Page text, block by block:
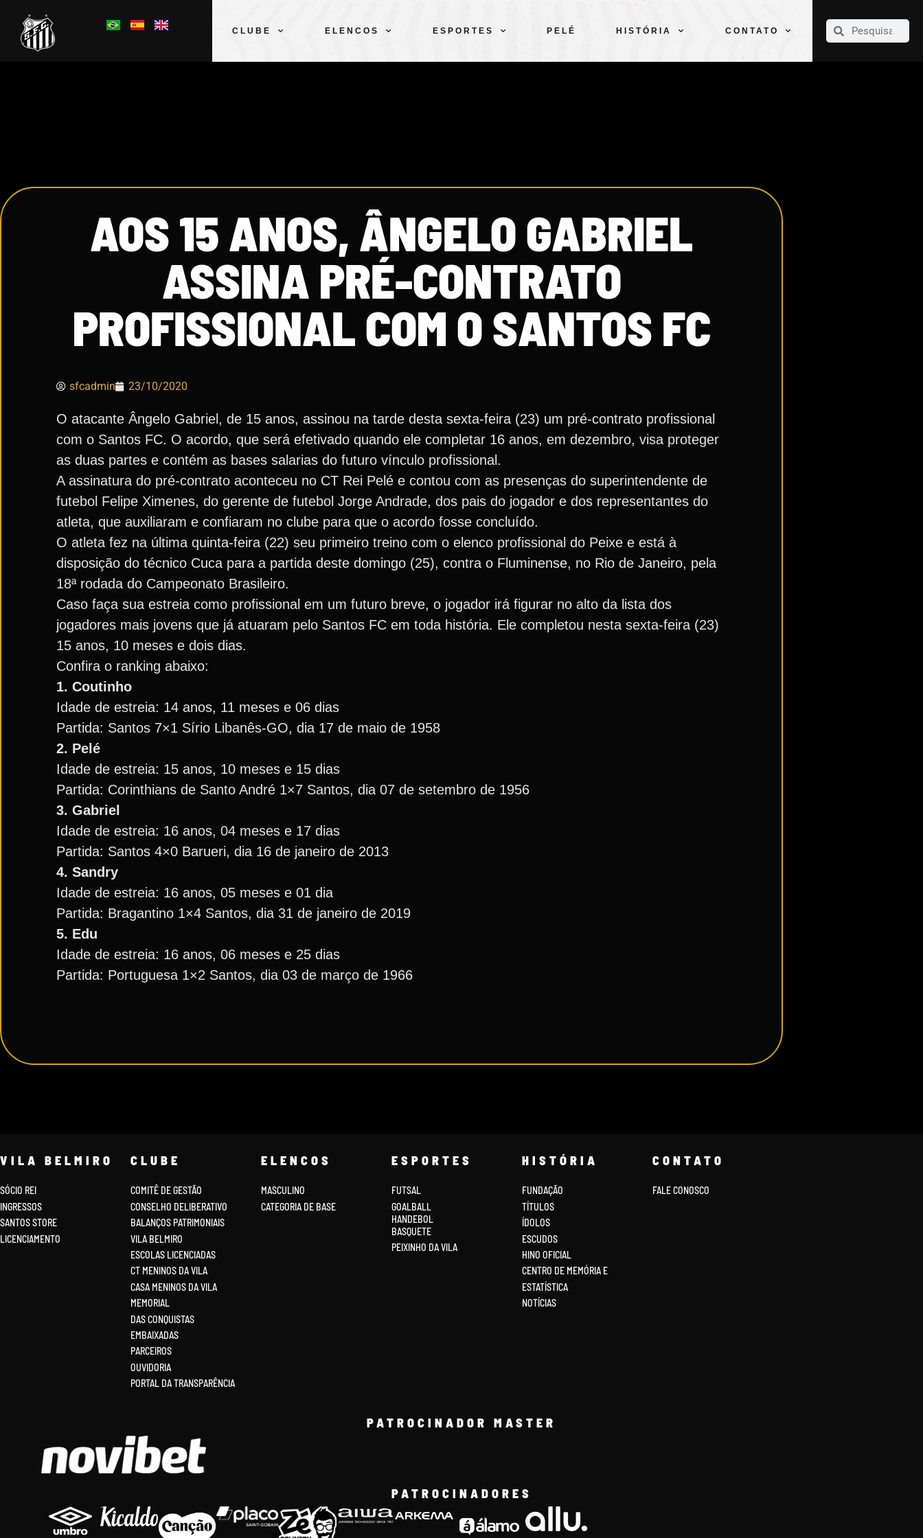
CLUBE ELENCOS ESPORTES PELÉ HISTÓRIA CONTATO
CLUBE
AOS 15 ANOS, ÂNGELO GABRIEL
ASSINA PRÉ-CONTRATO
PROFISSIONAL COM O SANTOS FC
sfcadmin 23/10/2020
O atacante Ângelo Gabriel, de 15 anos, assinou na tarde desta sexta-feira (23) um pré-contrato profissional
com o Santos FC. O acordo, que será efetivado quando ele completar 16 anos, em dezembro, visa proteger
as duas partes e contém as bases salarias do futuro vínculo profissional.
A assinatura do pré-contrato aconteceu no CT Rei Pelé e contou com as presenças do superintendente de
futebol Felipe Ximenes, do gerente de futebol Jorge Andrade, dos pais do jogador e dos representantes do
atleta, que auxiliaram e confiaram no clube para que o acordo fosse concluído.
O atleta fez na última quinta-feira (22) seu primeiro treino com o elenco profissional do Peixe e está à
disposição do técnico Cuca para a partida deste domingo (25), contra o Fluminense, no Rio de Janeiro, pela
18ª rodada do Campeonato Brasileiro.
Caso faça sua estreia como profissional em um futuro breve, o jogador irá figurar no alto da lista dos
jogadores mais jovens que já atuaram pelo Santos FC em toda história. Ele completou nesta sexta-feira (23)
15 anos, 10 meses e dois dias.
Confira o ranking abaixo:
1. Coutinho
Idade de estreia: 14 anos, 11 meses e 06 dias
Partida: Santos 7×1 Sírio Libanês-GO, dia 17 de maio de 1958
2. Pelé
Idade de estreia: 15 anos, 10 meses e 15 dias
Partida: Corinthians de Santo André 1×7 Santos, dia 07 de setembro de 1956
3. Gabriel
Idade de estreia: 16 anos, 04 meses e 17 dias
Partida: Santos 4×0 Barueri, dia 16 de janeiro de 2013
4. Sandry
Idade de estreia: 16 anos, 05 meses e 01 dia
Partida: Bragantino 1×4 Santos, dia 31 de janeiro de 2019
5. Edu
Idade de estreia: 16 anos, 06 meses e 25 dias
Partida: Portuguesa 1×2 Santos, dia 03 de março de 1966
VILA BELMIRO
SÓCIO REI
INGRESSOS
SANTOS STORE
LICENCIAMENTO
CLUBE
COMITÊ DE GESTÃO
CONSELHO DELIBERATIVO
BALANÇOS PATRIMONIAIS
VILA BELMIRO
ESCOLAS LICENCIADAS
CT MENINOS DA VILA
CASA MENINOS DA VILA
MEMORIAL
DAS CONQUISTAS
EMBAIXADAS
PARCEIROS
OUVIDORIA
PORTAL DA TRANSPARÊNCIA
ELENCOS
MASCULINO
CATEGORIA DE BASE
ESPORTES
FUTSAL
GOALBALL
HANDEBOL
BASQUETE
PEIXINHO DA VILA
HISTÓRIA
FUNDAÇÃO
TÍTULOS
ÍDOLOS
ESCUDOS
HINO OFICIAL
CENTRO DE MEMÓRIA E
ESTATÍSTICA
NOTÍCIAS
CONTATO
FALE CONOSCO
PATROCINADOR MASTER
PATROCINADORES